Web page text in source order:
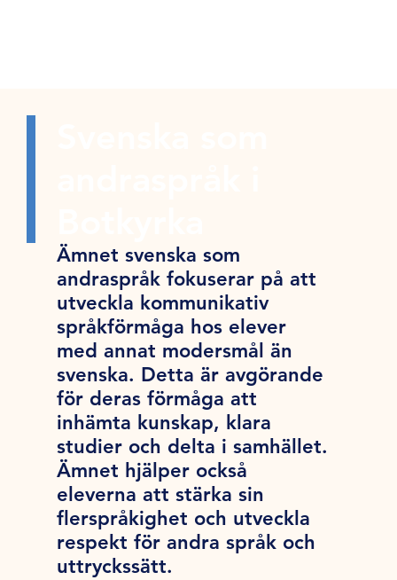
Ämnet svenska som
andraspråk fokuserar på att
utveckla kommunikativ
språkförmåga hos elever
med annat modersmål än
svenska. Detta är avgörande
för deras förmåga att
inhämta kunskap, klara
studier och delta i samhället.
Ämnet hjälper också
eleverna att stärka sin
flerspråkighet och utveckla
respekt för andra språk och
uttryckssätt.